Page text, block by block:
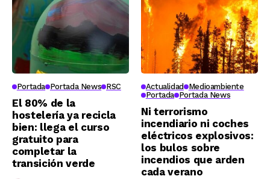
Portada Portada News RSC
El 80% de la
hostelería ya recicla
bien: llega el curso
gratuito para
completar la
transición verde
Actualidad
Medioambiente
Portada Portada News
Ni terrorismo
incendiario ni coches
eléctricos explosivos:
los bulos sobre
incendios que arden
cada verano